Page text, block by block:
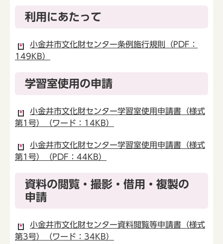
利用にあたって
小金井市文化財センター条例施行規則（PDF：
149KB）
学習室使用の申請
小金井市文化財センター学習室使用申請書（様式
第1号）（ワード：14KB）
小金井市文化財センター学習室使用申請書（様式
第1号）（PDF：44KB）
資料の閲覧・撮影・借用・複製の
申請
小金井市文化財センター資料閲覧等申請書（様式
第3号）（ワード：34KB）